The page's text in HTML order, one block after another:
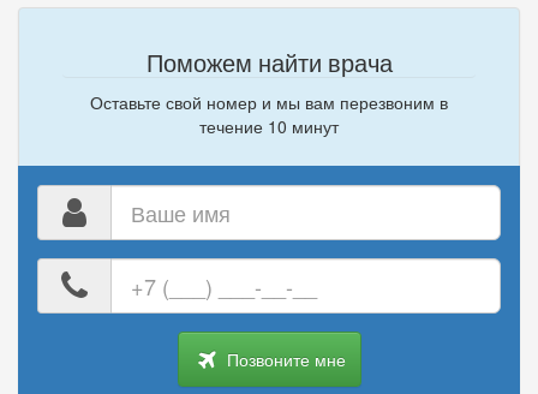
Поможем найти врача
Оставьте свой номер и мы вам перезвоним в
течение 10 минут
номер
телефона
Позвоните мне